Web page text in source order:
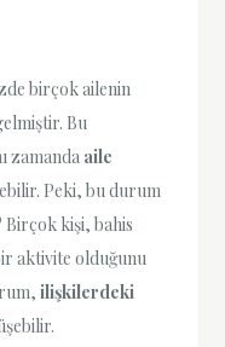
birçok ailenin
Bu
zamanda aile
Peki, bu durum
Birçok kişi, bahis
aktivite olduğunu
ilişkilerdeki